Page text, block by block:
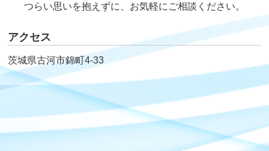
つらい思いを抱えずに、お気軽にご相談ください。
アクセス
茨城県古河市錦町4-33